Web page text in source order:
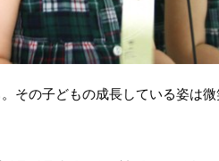
その子どもの成長している姿は微